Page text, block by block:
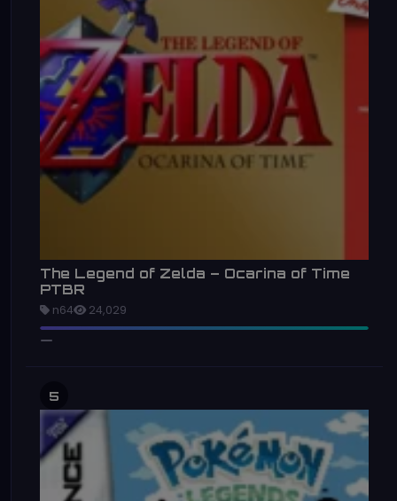
The Legend of Zelda – Ocarina of Time
PTBR
n64 24,029
5